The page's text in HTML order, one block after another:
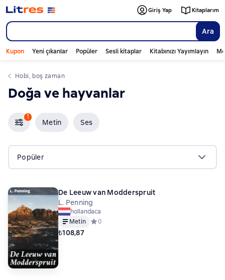
Ara
Giriş Yap Kitaplarım
Kupon Yeni çıkanlar Popüler Sesli kitaplar Kitabınızı Yayımlayın
hobi, boş zaman
doğa ve hayvanlar
1
Metin Ses
Popüler
De Leeuw van Modderspruit
L. Penning
hollandaca
Metin
Средний рейтинг 0 на основе 0 оценок
0
₺108,87